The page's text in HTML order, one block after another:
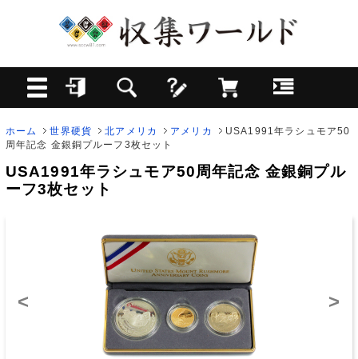
ホーム 世界硬貨 北アメリカ アメリカ
USA1991年ラシュモア50
周年記念 金銀銅プルーフ3枚セット
USA1991年ラシュモア50周年記念 金銀銅プル
ーフ3枚セット
< >